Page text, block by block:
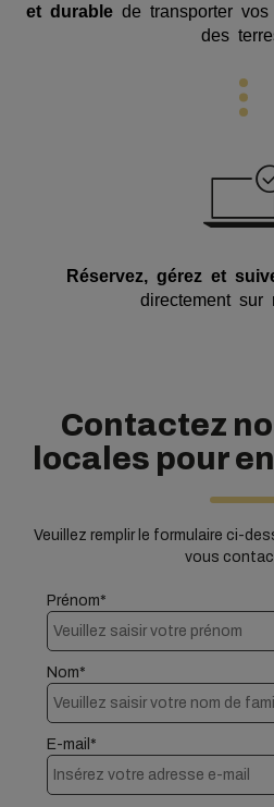
et durable de transporter
des
Réservez, gérez et
directement sur
Contactez
locales pour
Veuillez remplir le formulaire ci-
vous
Prénom*
Nom*
E-mail*